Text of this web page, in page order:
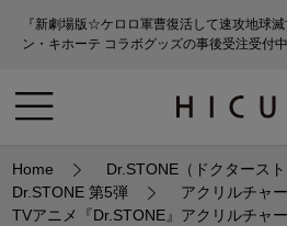
『新劇場版☆ケロロ軍曹復活して速攻地球
ン・キホーテ コラボグッズの事後受注受付
Home
Dr.STONE（ドクタースト
Dr.STONE 第5弾
アクリルチャ
TVアニメ『Dr.STONE』アクリルチャ